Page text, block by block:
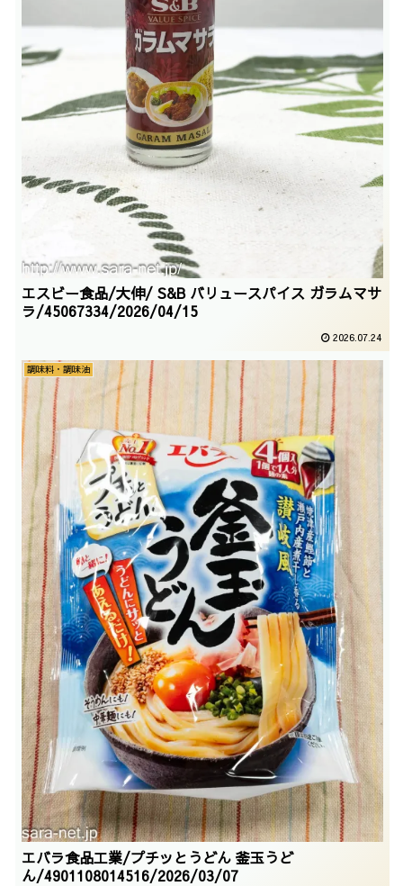
エスビー食品/大伸/ S&B バリュースパイス ガラムマサ
ラ/45067334/2026/04/15
2026.07.24
調味料・調味油
エバラ食品工業/プチッとうどん 釜玉うど
ん/4901108014516/2026/03/07